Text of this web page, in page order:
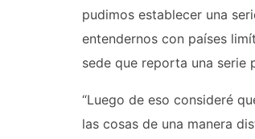
pudimos establecer una
entendernos con países
sede que reporta una serie
“Luego de eso consideré
las cosas de una manera